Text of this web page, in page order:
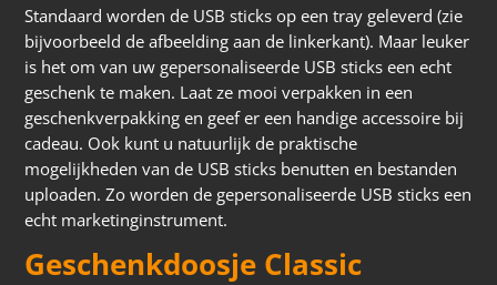
Standaard worden de USB sticks op een tray geleverd (zie
bijvoorbeeld de afbeelding aan de linkerkant). Maar leuker
is het om van uw gepersonaliseerde USB sticks een echt
geschenk te maken. Laat ze mooi verpakken in een
geschenkverpakking en geef er een handige accessoire bij
cadeau. Ook kunt u natuurlijk de praktische
mogelijkheden van de USB sticks benutten en bestanden
uploaden. Zo worden de gepersonaliseerde USB sticks een
echt marketinginstrument.
Geschenkdoosje Classic